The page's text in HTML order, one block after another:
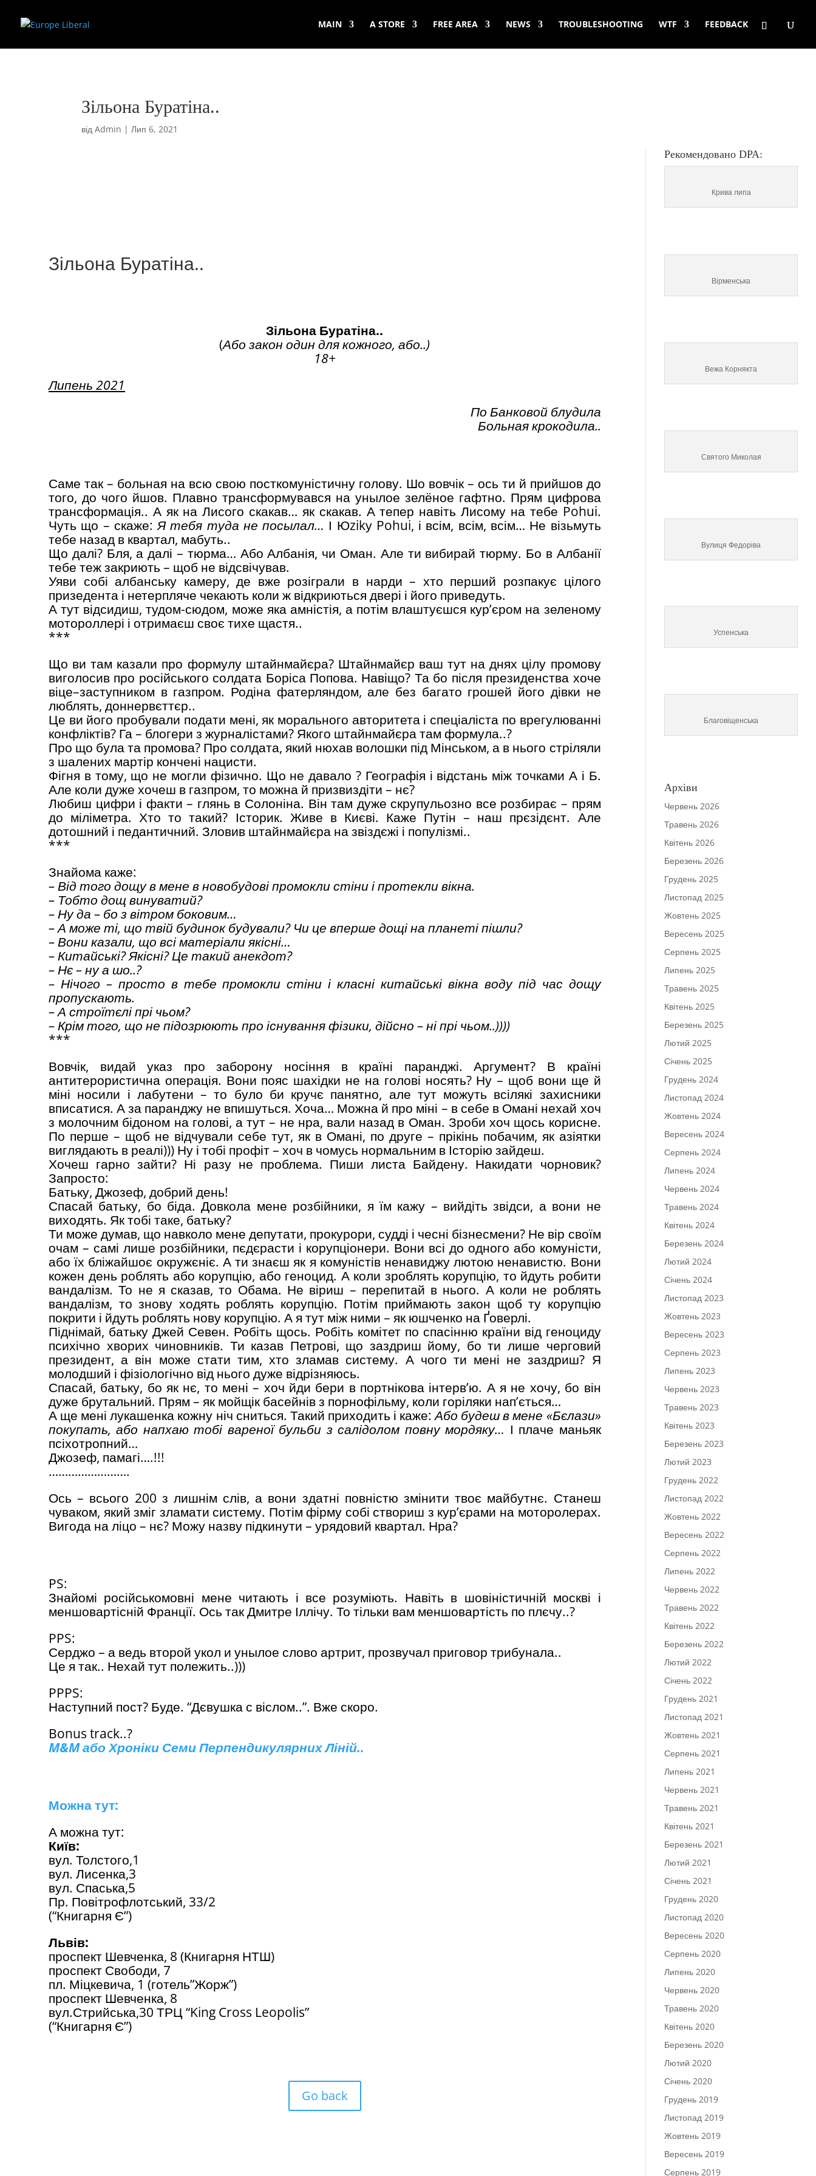
MAIN A STORE FREE AREA NEWS TROUBLESHOOTING WTF FEEDBACK
Зільона Буратіна..
відAdmin | Лип 6, 2021
Рекомендовано DPA:
Крива липа
Зільона Буратіна..
Зільона Буратіна..
(Або закон один для кожного, або..)
18+
Липень 2021
По Банковой блудила
Больная крокодила..
Саме так – больная на всю свою посткомуністичну голову. Шо вовчік – ось ти й прийшов до
того, до чого йшов. Плавно трансформувався на унылое зелёное гафтно. Прям цифрова
трансформація.. А як на Лисого скакав… як скакав. А тепер навіть Лисому на тебе Pohui.
Чуть що – скаже:Я тебя туда не посылал… І Юzikу Pohui, і всім, всім, всім… Не візьмуть
тебе назад в квартал, мабуть..
Що далі? Бля, а далі – тюрма… Або Албанія, чи Оман. Але ти вибирай тюрму. Бо в Албанії
тебе теж закриють – щоб не відсвічував.
Уяви собі албанську камеру, де вже розіграли в нарди – хто перший розпакує цілого
призедента і нетерпляче чекають коли ж відкриються двері і його приведуть.
А тут відсидиш, тудом-сюдом, може яка амністія, а потім влаштуєшся кур’єром на зеленому
мотороллері і отримаєш своє тихе щастя..
***
Що ви там казали про формулу штайнмайєра? Штайнмайєр ваш тут на днях цілу промову
виголосив про російського солдата Боріса Попова. Навіщо? Та бо після президенства хоче
віце–заступником в газпром. Родіна фатерляндом, але без багато грошей його дівки не
люблять, доннервєттєр..
Це ви його пробували подати мені, як морального авторитета і спеціаліста по врегулюванні
конфліктів? Га – блогери з журналістами? Якого штайнмайєра там формула..?
Про що була та промова? Про солдата, який нюхав волошки під Мінськом, а в нього стріляли
з шалених мартір кончені нацисти.
Фігня в тому, що не могли фізично. Що не давало ? Географія і відстань між точками А і Б.
Але коли дуже хочеш в газпром, то можна й призвиздіти – нє?
Любиш цифри і факти – глянь в Солоніна. Він там дуже скрупульозно все розбирає – прям
до міліметра. Хто то такий? Історик. Живе в Києві. Каже Путін – наш прєзідєнт. Але
дотошний і педантичний. Зловив штайнмайєра на звіздєжі і популізмі..
***
Знайома каже:
– Від того дощу в мене в новобудові промокли стіни і протекли вікна.
– Тобто дощ винуватий?
– Ну да – бо з вітром боковим…
– А може ті, що твій будинок будували? Чи це вперше дощі на планеті пішли?
– Вони казали, що всі матеріали якісні…
– Китайські? Якісні? Це такий анекдот?
– Нє – ну а шо..?
– Нічого – просто в тебе промокли стіни і класні китайські вікна воду під час дощу
пропускають.
– А строїтєлі прі чьом?
– Крім того, що не підозрюють про існування фізики, дійсно – ні прі чьом..))))
***
Вовчік, видай указ про заборону носіння в країні паранджі. Аргумент? В країні
антитерористична операція. Вони пояс шахідки не на голові носять? Ну – щоб вони ще й
міні носили і лабутени – то було би кручє панятно, але тут можуть всілякі захисники
вписатися. А за паранджу не впишуться. Хоча… Можна й про міні – в себе в Омані нехай хоч
з молочним бідоном на голові, а тут – не нра, вали назад в Оман. Зроби хоч щось корисне.
По перше – щоб не відчували себе тут, як в Омані, по друге – прікінь побачим, як азіятки
виглядають в реалі))) Ну і тобі профіт – хоч в чомусь нормальним в Історію зайдеш.
Хочеш гарно зайти? Ні разу не проблема. Пиши листа Байдену. Накидати чорновик?
Запросто:
Батьку, Джозеф, добрий день!
Спасай батьку, бо біда. Довкола мене розбійники, я їм кажу – вийдіть звідси, а вони не
виходять. Як тобі таке, батьку?
Ти може думав, що навколо мене депутати, прокурори, судді і чесні бізнесмени? Не вір своїм
очам – самі лише розбійники, пєдєрасти і корупціонери. Вони всі до одного або комуністи,
або їх бліжайшоє окружєніє. А ти знаєш як я комуністів ненавиджу лютою ненавистю. Вони
кожен день роблять або корупцію, або геноцид. А коли зроблять корупцію, то йдуть робити
вандалізм. То не я сказав, то Обама. Не віриш – перепитай в нього. А коли не роблять
вандалізм, то знову ходять роблять корупцію. Потім приймають закон щоб ту корупцію
покрити і йдуть роблять нову корупцію. А я тут між ними – як юшченко на Ґоверлі.
Піднімай, батьку Джей Севен. Робіть щось. Робіть комітет по спасінню країни від геноциду
психічно хворих чиновників. Ти казав Петрові, що заздриш йому, бо ти лише черговий
президент, а він може стати тим, хто зламав систему. А чого ти мені не заздриш? Я
молодший і фізіологічно від нього дуже відрізняюсь.
Спасай, батьку, бо як нє, то мені – хоч йди бери в портнікова інтерв’ю. А я не хочу, бо він
дуже брутальний. Прям – як мойщік басейнів з порнофільму, коли горіляки нап’ється…
А ще мені лукашенка кожну ніч сниться. Такий приходить і каже:Або будеш в мене «Бєлази»
покупать, або напхаю тобі вареної бульби з салідолом повну мордяку… І плаче маньяк
псіхотропний…
Джозеф, памагі….!!!
…………………….
Ось – всього 200 з лишнім слів, а вони здатні повністю змінити твоє майбутнє. Станеш
чуваком, який зміг зламати систему. Потім фірму собі створиш з кур’єрами на моторолерах.
Вигода на ліцо – нє? Можу назву підкинути – урядовий квартал. Нра?
PS:
Знайомі російськомовні мене читають і все розуміють. Навіть в шовіністичній москві і
меншовартісній Франції. Ось так Дмитре Іллічу. То тільки вам меншовартість по плєчу..?
PPS:
Серджо – а ведь второй укол и унылое слово артрит, прозвучал приговор трибунала..
Це я так.. Нехай тут полежить..)))
PPPS:
Наступний пост? Буде. “Дєвушка с віслом..”. Вже скоро.
Bonus track..?
M&M або Хроніки Семи Перпендикулярних Ліній..
Можна тут:
А можна тут:
Київ:
вул. Толстого,1
вул. Лисенка,3
вул. Спаська,5
Пр. Повітрофлотський, 33/2
(“Книгарня Є”)
Львів:
проспект Шевченка, 8 (Книгарня НТШ)
проспект Свободи, 7
пл. Міцкевича, 1 (готель”Жорж”)
проспект Шевченка, 8
вул.Стрийська,30 ТРЦ “King Cross Leopolis”
(“Книгарня Є”)
Go back
Вірменська
Вежа Корнякта
Святого Миколая
Вулиця Федоріва
Успенська
Благовіщенська
Архіви
Червень 2026
Травень 2026
Квітень 2026
Березень 2026
Грудень 2025
Листопад 2025
Жовтень 2025
Вересень 2025
Серпень 2025
Липень 2025
Травень 2025
Квітень 2025
Березень 2025
Лютий 2025
Січень 2025
Грудень 2024
Листопад 2024
Жовтень 2024
Вересень 2024
Серпень 2024
Липень 2024
Червень 2024
Травень 2024
Квітень 2024
Березень 2024
Лютий 2024
Січень 2024
Листопад 2023
Жовтень 2023
Вересень 2023
Серпень 2023
Липень 2023
Червень 2023
Травень 2023
Квітень 2023
Березень 2023
Лютий 2023
Грудень 2022
Листопад 2022
Жовтень 2022
Вересень 2022
Серпень 2022
Липень 2022
Червень 2022
Травень 2022
Квітень 2022
Березень 2022
Лютий 2022
Січень 2022
Грудень 2021
Листопад 2021
Жовтень 2021
Серпень 2021
Липень 2021
Червень 2021
Травень 2021
Квітень 2021
Березень 2021
Лютий 2021
Січень 2021
Грудень 2020
Листопад 2020
Вересень 2020
Серпень 2020
Липень 2020
Червень 2020
Травень 2020
Квітень 2020
Березень 2020
Лютий 2020
Січень 2020
Грудень 2019
Листопад 2019
Жовтень 2019
Вересень 2019
Серпень 2019